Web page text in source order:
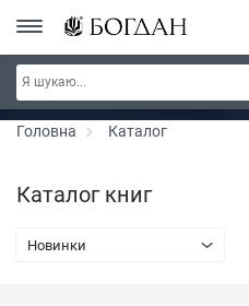
Серія "Чейзіана" ~ знижка 20%
Головна Каталог
Каталог книг
Новинки